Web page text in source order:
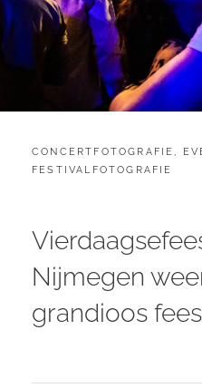
CATEGORIES:
CONCERTFOTOGRAFIE ,
FESTIVALFOTOGRAFIE
Nijmegen
grandioos